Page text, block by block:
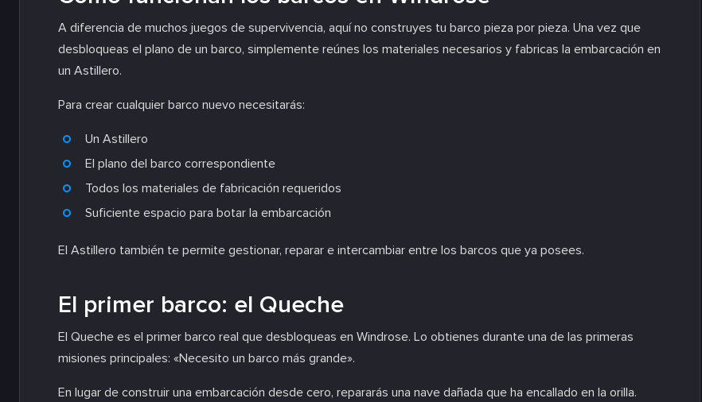
A diferencia de muchos juegos de supervivencia, aquí no construyes tu barco pieza por pieza. Una vez que
desbloqueas el plano de un barco, simplemente reúnes los materiales necesarios y fabricas la embarcación en
un Astillero.
Para crear cualquier barco nuevo necesitarás:
Un Astillero
El plano del barco correspondiente
Todos los materiales de fabricación requeridos
Suficiente espacio para botar la embarcación
El Astillero también te permite gestionar, reparar e intercambiar entre los barcos que ya posees.
El primer barco: el Queche
El Queche es el primer barco real que desbloqueas en Windrose. Lo obtienes durante una de las primeras
misiones principales: «Necesito un barco más grande».
En lugar de construir una embarcación desde cero, repararás una nave dañada que ha encallado en la orilla.